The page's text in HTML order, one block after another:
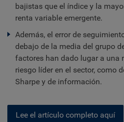
bajistas que el índice y la
renta variable emergente.
Además, el error de
debajo de la media del grupo
factores han dado lugar a una
riesgo líder en el sector, como
Sharpe y de información.
Lee el artículo completo aquí